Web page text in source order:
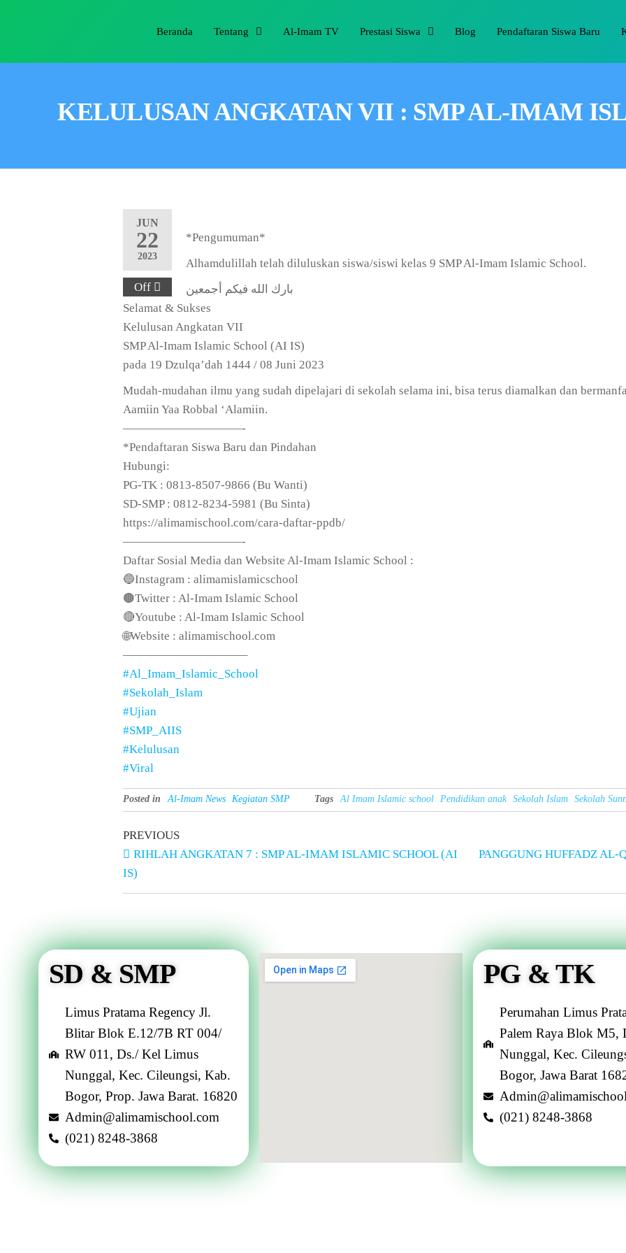
Beranda Tentang Al-Imam TV Prestasi Siswa Blog Pendaftaran Siswa Baru
KELULUSAN ANGKATAN VII : SMP AL-IMAM
JUN
22
2023
Off
*Pengumuman*
Alhamdulillah telah diluluskan siswa/siswi kelas 9 SMP Al-Imam Islamic School.
بارك الله فيكم أجمعين
Selamat & Sukses
Kelulusan Angkatan VII
SMP Al-Imam Islamic School (AI IS)
pada 19 Dzulqa’dah 1444 / 08 Juni 2023
Mudah-mudahan ilmu yang sudah dipelajari di sekolah selama ini, bisa terus diamalkan dan
Aamiin Yaa Robbal ‘Alamiin.
——————————-
*Pendaftaran Siswa Baru dan Pindahan
Hubungi:
PG-TK : 0813-8507-9866 (Bu Wanti)
SD-SMP : 0812-8234-5981 (Bu Sinta)
https://alimamischool.com/cara-daftar-ppdb/
——————————-
Daftar Sosial Media dan Website Al-Imam Islamic School :
🔵Instagram : alimamislamicschool
🟤Twitter : Al-Imam Islamic School
🔴Youtube : Al-Imam Islamic School
🌐Website : alimamischool.com
——————————–
#Al_Imam_Islamic_School
#Sekolah_Islam
#Ujian
#SMP_AIIS
#Kelulusan
#Viral
Posted in Al-Imam News Kegiatan SMP Tags Al Imam Islamic school Pendidikan anak Sekolah Islam Sekolah
PREVIOUS
RIHLAH ANGKATAN 7 : SMP AL-IMAM ISLAMIC SCHOOL (AI
IS)
PANGGUNG HUFFADZ AL-
SD & SMP
Limus Pratama Regency Jl.
Blitar Blok E.12/7B RT 004/
RW 011, Ds./ Kel Limus
Nunggal, Kec. Cileungsi, Kab.
Bogor, Prop. Jawa Barat. 16820
Admin@alimamischool.com
(021) 8248-3868
PG & TK
Perumahan Limus
Palem Raya Blok M5,
Nunggal, Kec.
Bogor, Jawa Barat
(021) 8248-3868